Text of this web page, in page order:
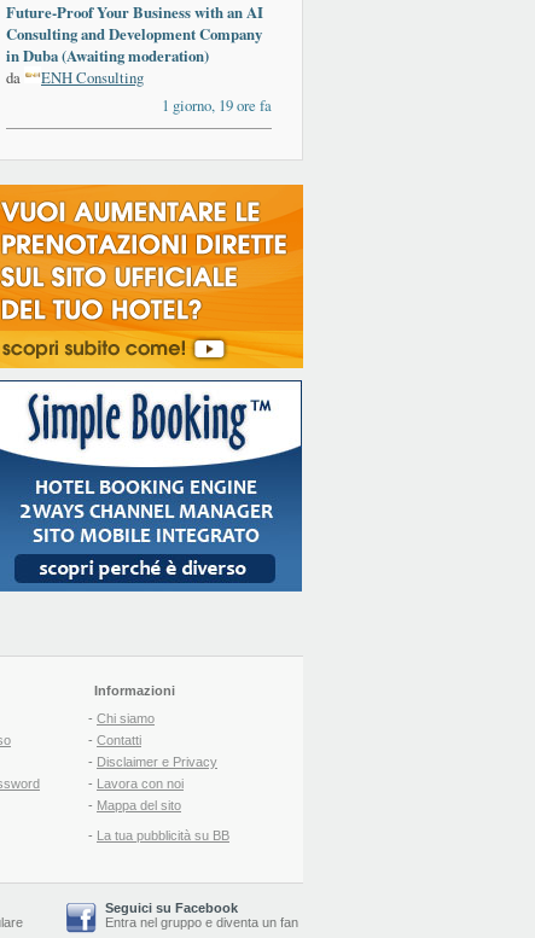
Future-Proof Your Business with an AI
Consulting and Development Company
in Duba (Awaiting moderation)
da
ENH Consulting
1 giorno, 19 ore fa
Informazioni
- Chi siamo
- Contatti
- Disclaimer e Privacy
- Lavora con noi
- Mappa del sito
- La tua pubblicità su BB
Seguici su Facebook
Entra nel gruppo e diventa un fan